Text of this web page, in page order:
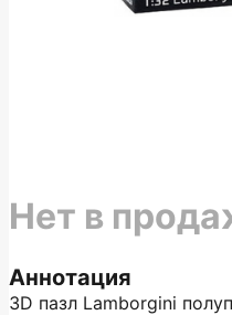
Аннотация
3D пазл Lamborgini
Нет в